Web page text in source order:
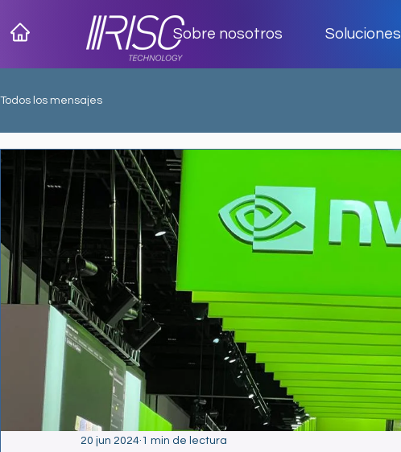
Sobre nosotros Soluciones
Todos los mensajes
20 jun 2024 1 min de lectura